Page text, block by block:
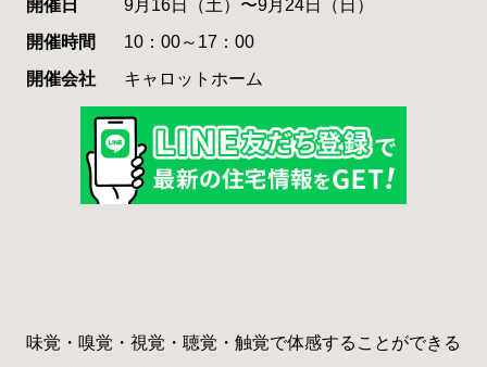
開催日
9月16日（土）〜9月24日（日）
開催時間
10：00～17：00
開催会社
キャロットホーム
味覚・嗅覚・視覚・聴覚・触覚で体感することができる